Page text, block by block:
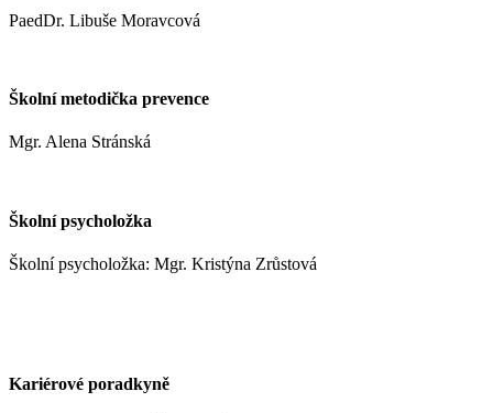
PaedDr. Libuše Moravcová
Školní metodička prevence
Mgr. Alena Stránská
Školní psycholožka
Školní psycholožka: Mgr. Kristýna Zrůstová
Kariérové poradkyně